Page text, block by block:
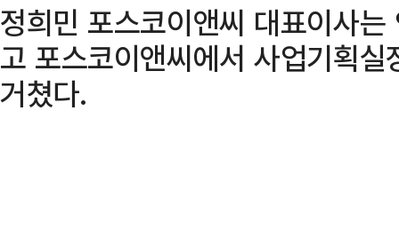
정희민 포스코이앤씨 대표이사
고 포스코이앤씨에서 사업기획
거쳤다.